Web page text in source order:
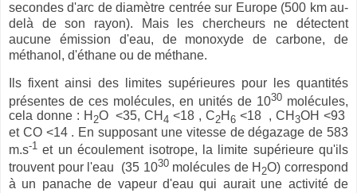
secondes d'arc de diamètre centrée sur Europe (500 km au-
delà de son rayon). Mais les chercheurs ne détectent
aucune émission d'eau, de monoxyde de carbone, de
méthanol, d'éthane ou de méthane.
Ils fixent ainsi des limites supérieures pour les quantités
présentes de ces molécules, en unités de 1030 molécules,
cela donne : H 2O <35, CH 4 <18 , C2H 6<18 , CH 3OH <93
et CO <14 . En supposant une vitesse de dégazage de 583
m.s-1 et un écoulement isotrope, la limite supérieure qu'ils
trouvent pour l'eau (35 1030molécules de H 2O) correspond
à un panache de vapeur d'eau qui aurait une activité de